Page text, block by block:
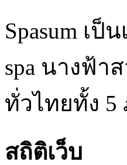
Spasum เป็
spa นางฟ้า
ทั่วไทยทั้ง 5
สถิติเว็บ